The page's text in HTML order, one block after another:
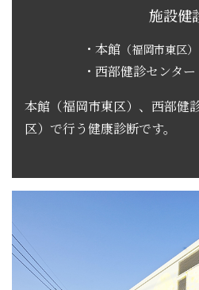
施設健
・本館（福岡市東区）
・西部健診センター
本館（福岡市東区）、西部健
区）で行う健康診断です。